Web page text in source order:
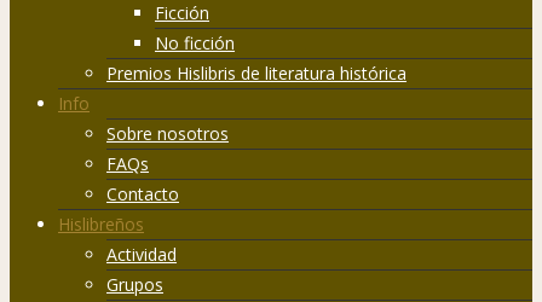
Ficción
No ficción
Premios Hislibris de literatura histórica
Info
Sobre nosotros
FAQs
Contacto
Hislibreños
Actividad
Grupos